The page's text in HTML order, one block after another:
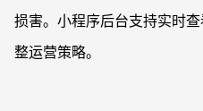
损害。小程序后台支持实时
整运营策略。